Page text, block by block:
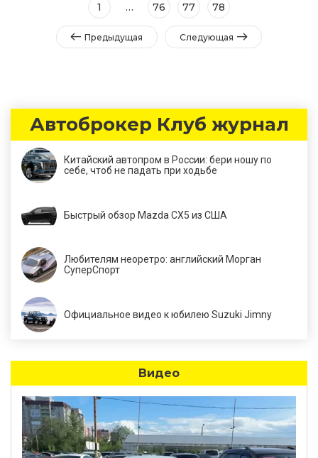
1 … 76 77 78
Предыдущая Следующая
Автоброкер Клуб журнал
Китайский автопром в России: бери ношу по
себе, чтоб не падать при ходьбе
Быстрый обзор Mazda CX5 из США
Любителям неоретро: английский Морган
СуперСпорт
Официальное видео к юбилею Suzuki Jimny
Видео